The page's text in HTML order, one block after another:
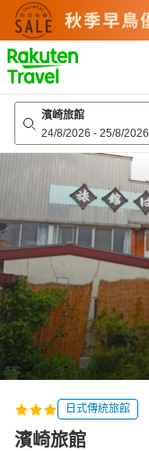
to
top
page
濱崎旅館
24/8/2026 - 25/8/2026
日式傳統旅館
濱崎旅館